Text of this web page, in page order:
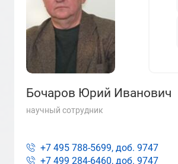
Бочаров Юрий Иванович
научный сотрудник
+7 495 788-5699, доб. 9747
+7 499 284-6460, доб. 9747